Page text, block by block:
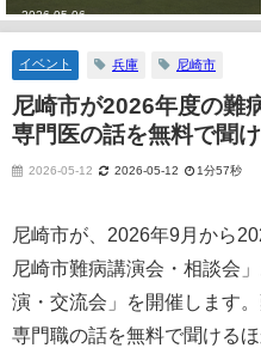
2026-05-06
イベント 兵庫 尼崎市
尼崎市が2026年度の難
専門医の話を無料で聞
2026-05-12 2026-05-12 1分57秒
尼崎市が、2026年9月から
尼崎市難病講演会・相談会
演・交流会」を開催します
専門職の話を無料で聞ける